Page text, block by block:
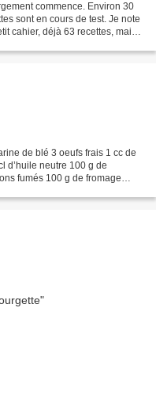
commence. Environ 30
sont en cours de test. Je note
cahier, déjà 63 recettes, mais
de blé 3 oeufs frais 1 cc de
d’huile neutre 100 g de
fumés 100 g de fromage